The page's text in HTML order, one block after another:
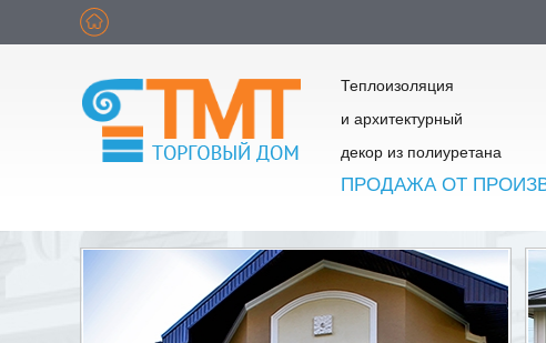
Теплоизоляция
и архитектурный
декор из полиуретана
ПРОДАЖА ОТ